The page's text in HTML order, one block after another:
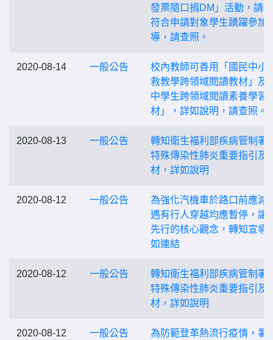
發票隨口捐DM」活動，請
符合申請對象學生踴躍參加
導，請查照。
2020-08-14 一般公告
校內教師可善用「國民中小
救教學跨領域閱讀教材」及
中學生跨領域閱讀素養學習
材」，詳如說明，請查照。
2020-08-13 一般公告
轉知衛生福利部疾病管制署
特殊傳染性肺炎重要指引及
材，詳如說明
2020-08-12 一般公告
為強化汽機車於路口前應減
遇有行人穿越均應暫停，讓
先行的核心觀念，轉知宣導
如連結
2020-08-12 一般公告
轉知衛生福利部疾病管制署
特殊傳染性肺炎重要指引及
材，詳如說明
2020-08-12 一般公告
為防範登革熱流行疫情，暑